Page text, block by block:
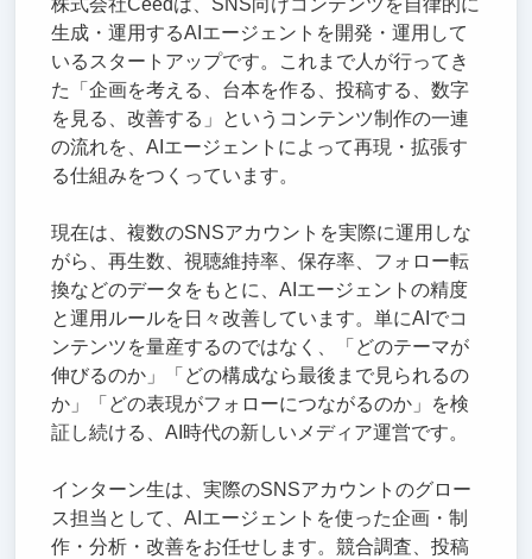
株式会社Ceedは、SNS向けコンテンツを自律的に
生成・運用するAIエージェントを開発・運用して
いるスタートアップです。これまで人が行ってき
た「企画を考える、台本を作る、投稿する、数字
を見る、改善する」というコンテンツ制作の一連
の流れを、AIエージェントによって再現・拡張す
る仕組みをつくっています。
現在は、複数のSNSアカウントを実際に運用しな
がら、再生数、視聴維持率、保存率、フォロー転
換などのデータをもとに、AIエージェントの精度
と運用ルールを日々改善しています。単にAIでコ
ンテンツを量産するのではなく、「どのテーマが
伸びるのか」「どの構成なら最後まで見られるの
か」「どの表現がフォローにつながるのか」を検
証し続ける、AI時代の新しいメディア運営です。
インターン生は、実際のSNSアカウントのグロー
ス担当として、AIエージェントを使った企画・制
作・分析・改善をお任せします。競合調査、投稿